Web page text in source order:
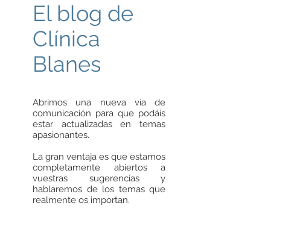
El blog de
Clínica
Blanes
Abrimos una nueva vía de
comunicación para que podáis
estar actualizadas en temas
apasionantes.
La gran ventaja es que estamos
completamente abiertos a
vuestras sugerencias y
hablaremos de los temas que
realmente os importan.